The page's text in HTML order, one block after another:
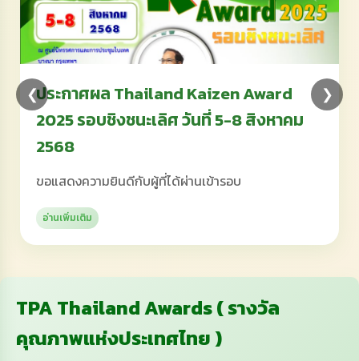
❮ ❯
ประกาศผล Thailand Kaizen Award
2025 รอบชิงชนะเลิศ วันที่ 5-8 สิงหาคม
2568
ขอแสดงความยินดีกับผู้ที่ได้ผ่านเข้ารอบ
อ่านเพิ่มเติม
TPA Thailand Awards ( รางวัล
คุณภาพแห่งประเทศไทย )